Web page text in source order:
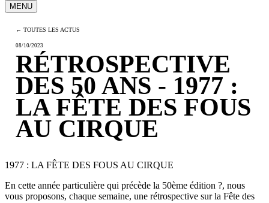
MENU
← TOUTES LES ACTUS
08/10/2023
RÉTROSPECTIVE
DES 50 ANS - 1977 :
LA FÊTE DES FOUS
AU CIRQUE
1977 : LA FÊTE DES FOUS AU CIRQUE
En cette année particulière qui précède la 50ème édition ?, nous
vous proposons, chaque semaine, une rétrospective sur la Fête des